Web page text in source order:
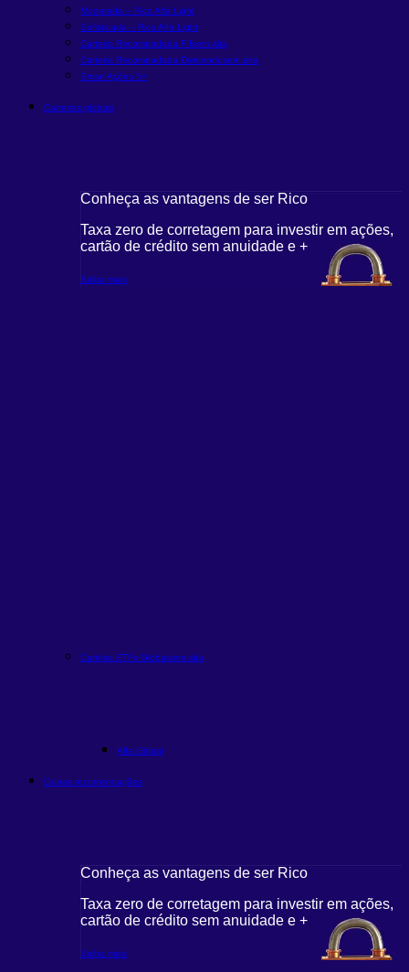
Moderada – Rico Alfa Light
Sofisticada – Rico Alfa Light
Carteira Recomendada FIIsem alta
Carteira Recomendada Dividendosem alta
Smart Ações 5+
Carteiras globais
Conheça as vantagens de ser Rico
Taxa zero de corretagem para investir em ações,
cartão de crédito sem anuidade e +
Saiba mais
Carteira ETFs Globaisem alta
Alfa Global
Outras recomendações
Conheça as vantagens de ser Rico
Taxa zero de corretagem para investir em ações,
cartão de crédito sem anuidade e +
Saiba mais